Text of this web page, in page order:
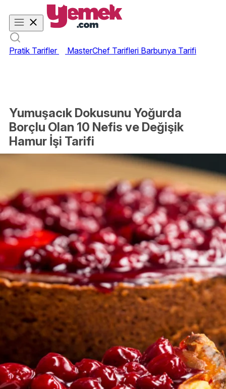
Pratik Tarifler MasterChef Tarifleri Barbunya Tarifi
Yumuşacık Dokusunu Yoğurda
Borçlu Olan 10 Nefis ve Değişik
Hamur İşi Tarifi